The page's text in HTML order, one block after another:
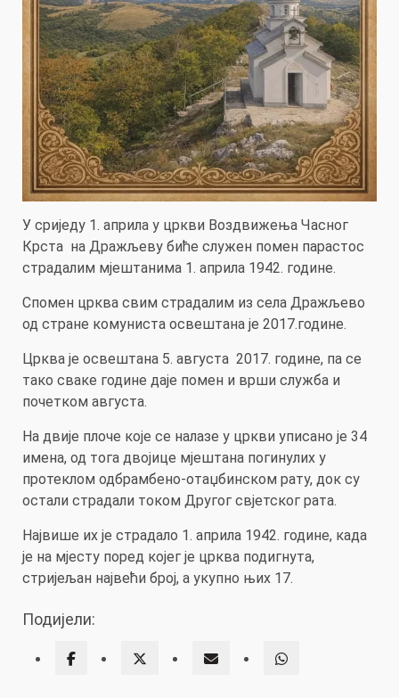
У сриједу 1. априла у цркви Воздвижења Часног
Крста на Дражљеву биће служен помен парастос
страдалим мјештанима 1. априла 1942. године.
Спомен црква свим страдалим из села Дражљево
од стране комуниста освештана је 2017.године.
Црква је освештана 5. августа 2017. године, па се
тако сваке године даје помен и врши служба и
почетком августа.
На двије плоче које се налазе у цркви уписано је 34
имена, од тога двојице мјештана погинулих у
протеклом одбрамбено-отаџбинском рату, док су
остали страдали током Другог свјетског рата.
Највише их је страдало 1. априла 1942. године, када
је на мјесту поред којег је црква подигнута,
стријељан највећи број, а укупно њих 17.
Подијели: